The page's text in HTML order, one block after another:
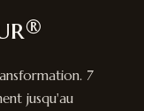
7
jusqu'au